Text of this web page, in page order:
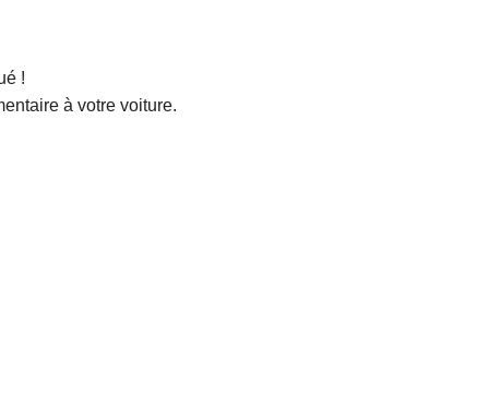
!
à votre voiture.